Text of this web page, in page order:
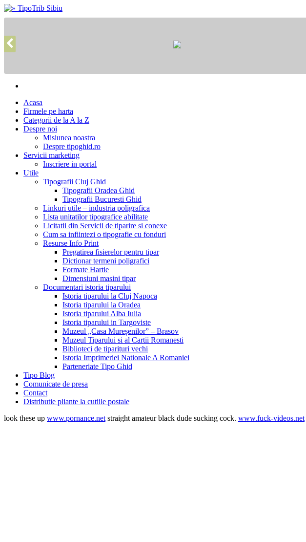
Acasa
Firmele pe harta
Categorii de la A la Z
Despre noi
Misiunea noastra
Despre tipoghid.ro
Servicii marketing
Inscriere in portal
Utile
Tipografii Cluj Ghid
Tipografii Oradea Ghid
Tipografii Bucuresti Ghid
Linkuri utile – industria poligrafica
Lista unitatilor tipografice abilitate
Licitatii din Servicii de tiparire si conexe
Cum sa infiintezi o tipografie cu fonduri
Resurse Info Print
Pregatirea fisierelor pentru tipar
Dictionar termeni poligrafici
Formate Hartie
Dimensiuni masini tipar
Documentari istoria tiparului
Istoria tiparului la Cluj Napoca
Istoria tiparului la Oradea
Istoria tiparului Alba Iulia
Istoria tiparului in Targoviste
Muzeul „Casa Mureșenilor” – Brasov
Muzeul Tiparului si al Cartii Romanesti
Biblioteci de tiparituri vechi
Istoria Imprimeriei Nationale A Romaniei
Parteneriate Tipo Ghid
Tipo Blog
Comunicate de presa
Contact
Distributie pliante la cutiile postale
look these up www.pornance.net straight amateur black dude sucking cock. www.fuck-videos.net